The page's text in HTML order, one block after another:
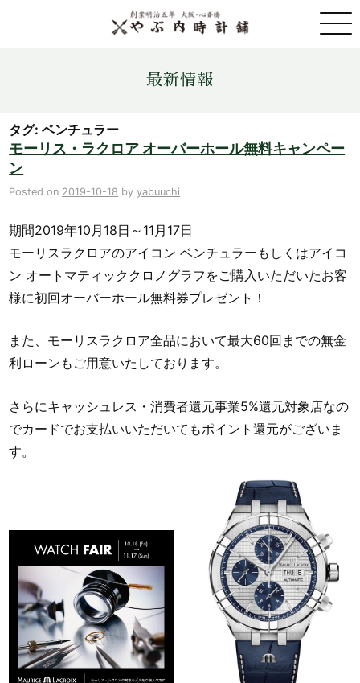
金・プラチナ・コイン売買
店舗情報
最新情報
タグ: ベンチュラー
モーリス・ラクロア オーバーホール無料キャンペー
ン
Posted on 2019-10-18 byyabuuchi
期間2019年10月18日～11月17日
モーリスラクロアのアイコン ベンチュラーもしくはアイコ
ン オートマティッククロノグラフをご購入いただいたお客
様に初回オーバーホール無料券プレゼント！
また、モーリスラクロア全品において最大60回までの無金
利ローンもご用意いたしております。
さらにキャッシュレス・消費者還元事業5%還元対象店なの
でカードでお支払いいただいてもポイント還元がございま
す。